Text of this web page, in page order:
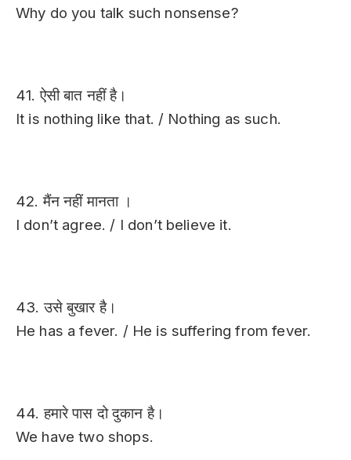
Why do you talk such nonsense?
41. ऐसी बात नहीं है।
It is nothing like that. / Nothing as such.
42. मैंन नहीं मानता ।
I don’t agree. / I don’t believe it.
43. उसे बुखार है।
He has a fever. / He is suffering from fever.
44. हमारे पास दो दुकान है।
We have two shops.